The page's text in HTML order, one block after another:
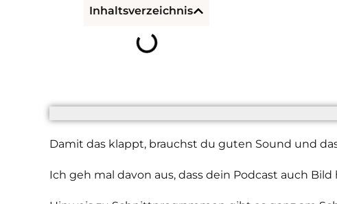
Inhaltsverzeichnis
Damit das klappt, brauchst du guten Sound und
Ich geh mal davon aus, dass dein Podcast auch